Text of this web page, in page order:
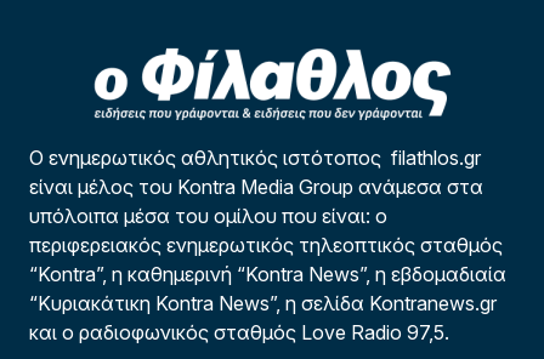
Ο ενημερωτικός αθλητικός ιστότοπος filathlos.gr
είναι μέλος του Kontra Media Group ανάμεσα στα
υπόλοιπα μέσα του ομίλου που είναι: ο
περιφερειακός ενημερωτικός τηλεοπτικός σταθμός
“Kontra”, η καθημερινή “Kontra News”, η εβδομαδιαία
“Κυριακάτικη Kontra News”, η σελίδα Kontranews.gr
και ο ραδιοφωνικός σταθμός Love Radio 97,5.